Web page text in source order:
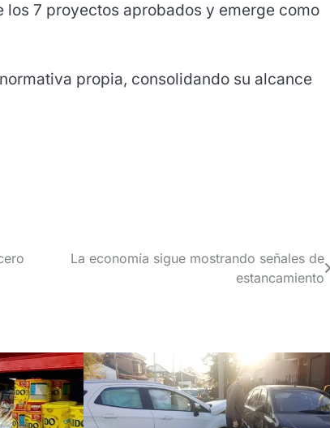
los 7 proyectos aprobados y emerge como
propia, consolidando su alcance
La economía sigue mostrando señales de
estancamiento